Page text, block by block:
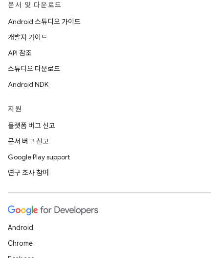
문서 및 다운로드
Android 스튜디오 가이드
개발자 가이드
API 참조
스튜디오 다운로드
Android NDK
지원
플랫폼 버그 신고
문서 버그 신고
Google Play support
연구 조사 참여
Android
Chrome